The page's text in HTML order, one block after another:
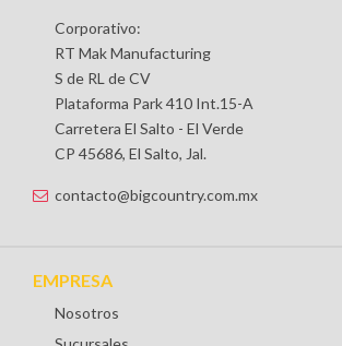
Corporativo:
RT Mak Manufacturing
S de RL de CV
Plataforma Park 410 Int.15-A
Carretera El Salto - El Verde
CP 45686, El Salto, Jal.
contacto@bigcountry.com.mx
EMPRESA
Nosotros